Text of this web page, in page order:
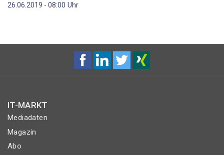
26.06.2019 - 08:00 Uhr
IT-MARKT
Mediadaten
Magazin
Abo